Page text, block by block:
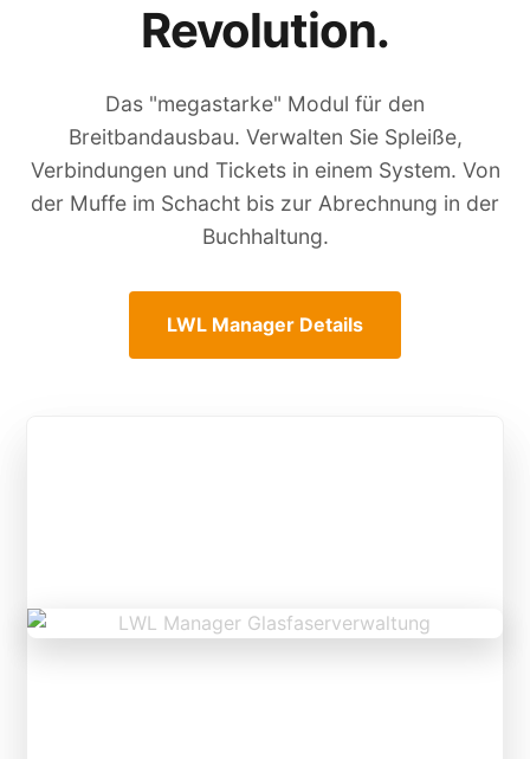
Revolution.
Das "megastarke" Modul für den
Breitbandausbau. Verwalten Sie Spleiße,
Verbindungen und Tickets in einem System. Von
der Muffe im Schacht bis zur Abrechnung in der
Buchhaltung.
LWL Manager Details